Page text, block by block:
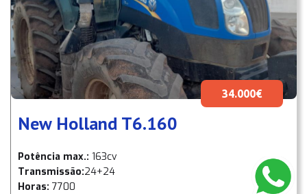
34.000€
New Holland T6.160
Potência max.: 163cv
Transmissão:24+24
Horas: 7700